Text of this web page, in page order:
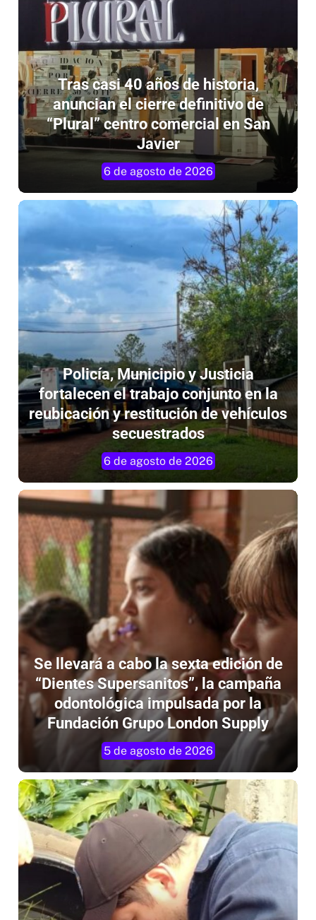
Tras casi 40 años de historia,
anuncian el cierre definitivo de
“Plural” centro comercial en San
Javier
6 de agosto de 2026
Policía, Municipio y Justicia
fortalecen el trabajo conjunto en la
reubicación y restitución de vehículos
secuestrados
6 de agosto de 2026
Se llevará a cabo la sexta edición de
“Dientes Supersanitos”, la campaña
odontológica impulsada por la
Fundación Grupo London Supply
5 de agosto de 2026